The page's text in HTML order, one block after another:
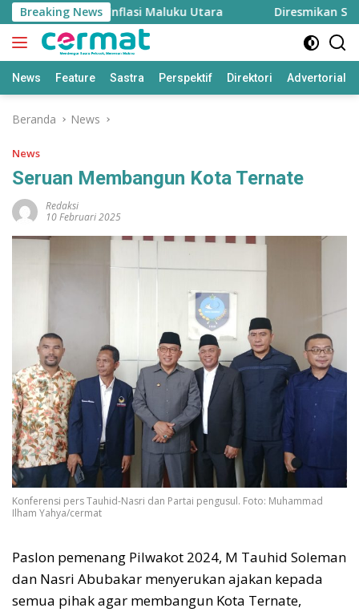
Langsung
ke
konten
Breaking News
Menjaga Inflasi Maluku Utara Diresmikan
News Feature Sastra Perspektif Direktori Advertorial
Beranda News
News
Seruan Membangun Kota Ternate
Redaksi
10 Februari 2025
Konferensi pers Tauhid-Nasri dan Partai pengusul. Foto: Muhammad
Ilham Yahya/cermat
Paslon pemenang Pilwakot 2024, M Tauhid Soleman
dan Nasri Abubakar menyerukan ajakan kepada
semua pihak agar membangun Kota Ternate,